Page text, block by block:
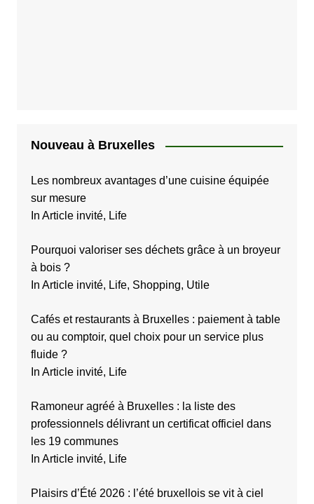
Nouveau à Bruxelles
Les nombreux avantages d’une cuisine équipée
sur mesure
In Article invité, Life
Pourquoi valoriser ses déchets grâce à un broyeur
à bois ?
In Article invité, Life, Shopping, Utile
Cafés et restaurants à Bruxelles : paiement à table
ou au comptoir, quel choix pour un service plus
fluide ?
In Article invité, Life
Ramoneur agréé à Bruxelles : la liste des
professionnels délivrant un certificat officiel dans
les 19 communes
In Article invité, Life
Plaisirs d’Été 2026 : l’été bruxellois se vit à ciel